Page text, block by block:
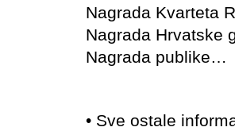
Nagrada Kvarteta
Nagrada Hrvatske
Nagrada publike…
• Sve ostale